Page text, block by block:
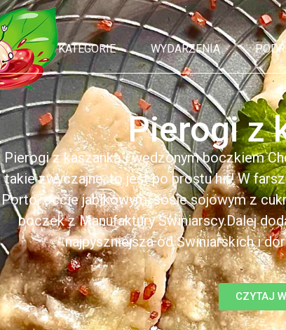
KATEGORIE WYDARZENIA
Pierogi z
Pierogi z kaszanką i wędzonym boczkiem
takie zwyczajne, to jest po prostu hit! W
Porto, occie jabłkowym, sosie sojowym z
boczek z Manufaktury Świniarscy.Dalej
najpyszniejsza od Świniarskich i
CZYTAJ